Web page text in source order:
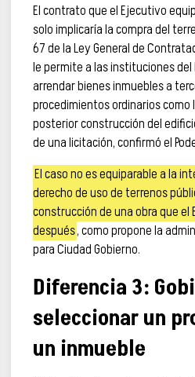
El contrato que el Ejecutivo
solo implicaría la compra del
67 de la Ley General de
le permite a las instituciones del
arrendar bienes inmuebles a
procedimientos ordinarios como
posterior construcción del
de una licitación, confirmó el
El caso no es equiparable a la
derecho de uso de terrenos
construcción de una obra que el
después, como propone la
para Ciudad Gobierno.
Diferencia 3:
seleccionar un
un inmueble